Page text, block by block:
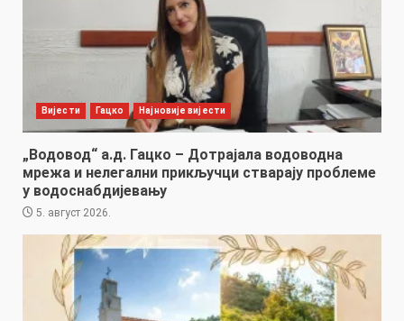
Вијести Гацко Најновије вијести
„Водовод“ а.д. Гацко – Дотрајала водоводна
мрежа и нелегални прикључци стварају проблеме
у водоснабдијевању
5. август 2026.